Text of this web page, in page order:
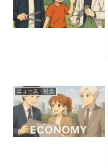
ニュース・社会